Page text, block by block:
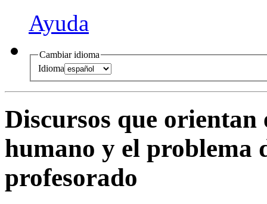
Ayuda
Cambiar idioma
Idioma
Discursos que
humano y el problema
profesorado